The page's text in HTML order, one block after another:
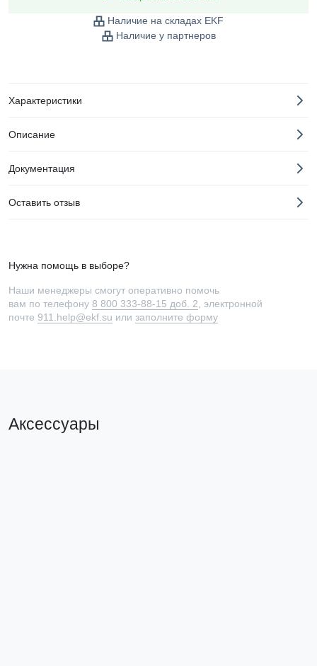
Наличие на складах EKF
Наличие у партнеров
Характеристики
Описание
Документация
Оставить отзыв
Нужна помощь в выборе?
Наши менеджеры смогут оперативно помочь
вам по телефону 8 800 333-88-15 доб. 2 , электронной
почте 911.help@ekf.su или заполните форму
Аксессуары